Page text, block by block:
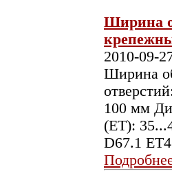
Ширина
2010-09-
Ширина
100 мм
(ET):
D67.1